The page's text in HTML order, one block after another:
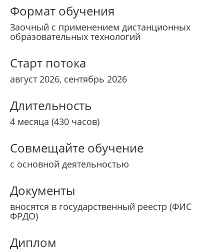
Формат обучения
Заочный с применением дистанционных
образовательных технологий
Старт потока
август 2026, сентябрь 2026
Длительность
4 месяца (430 часов)
Совмещайте обучение
с основной деятельностью
Документы
вносятся в государственный реестр (ФИС
ФРДО)
Диплом